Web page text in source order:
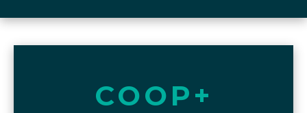
COOP+